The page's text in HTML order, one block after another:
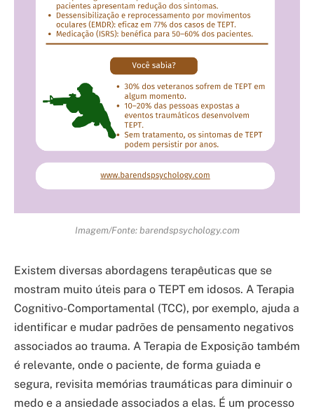
Imagem/Fonte: barendspsychology.com
Existem diversas abordagens terapêuticas que se
mostram muito úteis para o TEPT em idosos. A Terapia
Cognitivo-Comportamental (TCC), por exemplo, ajuda a
identificar e mudar padrões de pensamento negativos
associados ao trauma. A Terapia de Exposição também
é relevante, onde o paciente, de forma guiada e
segura, revisita memórias traumáticas para diminuir o
medo e a ansiedade associados a elas. É um processo